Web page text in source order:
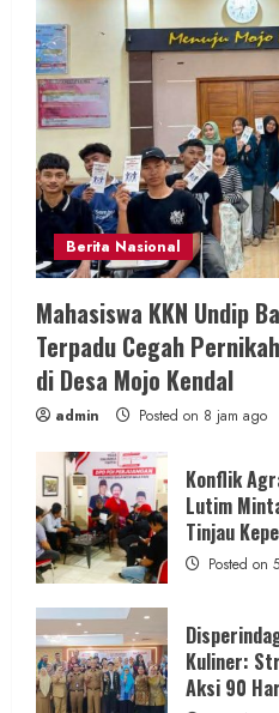
Berita Nasional
Mahasiswa KKN Undip
Terpadu Cegah
di Desa Mojo Kendal
admin Posted on 8 jam ago
Konflik
Lutim
Tinjau
Posted on
Kuliner:
Aksi 90